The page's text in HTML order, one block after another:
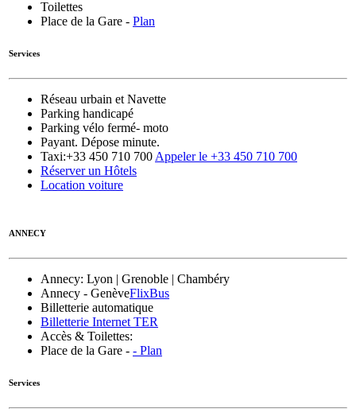
Toilettes
Place de la Gare - Plan
Services
Réseau urbain et Navette
Parking handicapé
Parking vélo fermé- moto
Payant. Dépose minute.
Taxi:+33 450 710 700 Appeler le +33 450 710 700
Réserver un Hôtels
Location voiture
ANNECY
Annecy: Lyon | Grenoble | Chambéry
Annecy - GenèveFlixBus
Billetterie automatique
Billetterie Internet TER
Accès & Toilettes:
Place de la Gare - - Plan
Services